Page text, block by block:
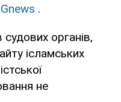
.
органів,
ісламських
не